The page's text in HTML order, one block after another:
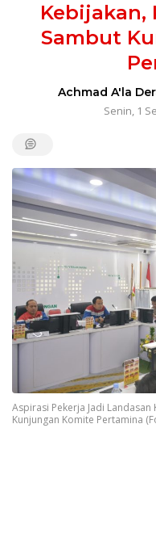
Kebijakan,
Sambut
Achmad A'la
Senin, 1
Aspirasi Pekerja Jadi
Kunjungan Komite Pertamina